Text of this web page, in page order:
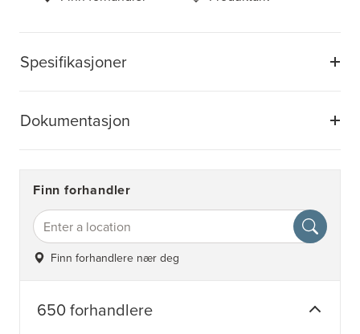
Spesifikasjoner
Dokumentasjon
Finn forhandler
Finn forhandlere nær deg
650 forhandlere